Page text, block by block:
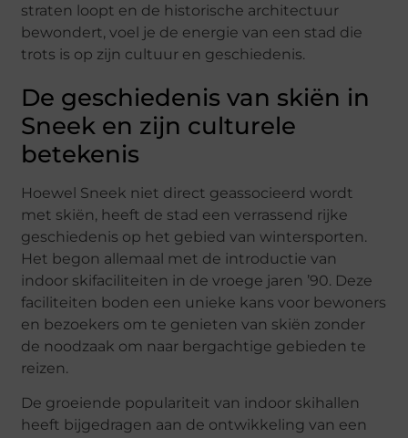
straten loopt en de historische architectuur
bewondert, voel je de energie van een stad die
trots is op zijn cultuur en geschiedenis.
De geschiedenis van skiën in
Sneek en zijn culturele
betekenis
Hoewel Sneek niet direct geassocieerd wordt
met skiën, heeft de stad een verrassend rijke
geschiedenis op het gebied van wintersporten.
Het begon allemaal met de introductie van
indoor skifaciliteiten in de vroege jaren ’90. Deze
faciliteiten boden een unieke kans voor bewoners
en bezoekers om te genieten van skiën zonder
de noodzaak om naar bergachtige gebieden te
reizen.
De groeiende populariteit van indoor skihallen
heeft bijgedragen aan de ontwikkeling van een